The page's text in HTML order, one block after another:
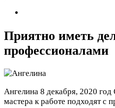
Приятно иметь
профессионалами
Ангелина 8 декабря, 2020 год
мастера к работе подходят с